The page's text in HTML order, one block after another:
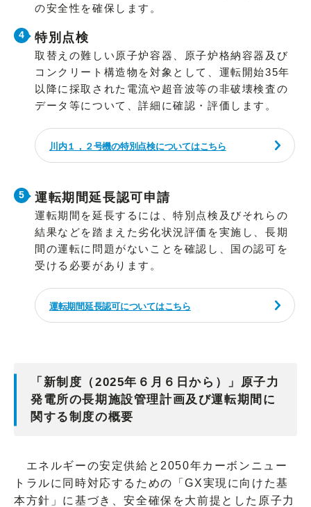
の安全性を確保します。
特別点検
取替えの難しい原子炉容器、原子炉格納容器及び
コンクリート構造物を対象として、運転開始35年
以降に採取された電流や超音波等の非破壊検査の
データ等について、詳細に確認・評価します。
川内１，２号機の特別点検についてはこちら
運転期間延長認可申請
運転期間を延長するには、特別点検及びそれらの
結果などを踏まえた劣化状況評価を実施し、長期
間の運転に問題がないことを確認し、国の認可を
受ける必要があります。
運転期間延長認可についてはこちら
「新制度（2025年６月６日から）」原子力
発電所の長期施設管理計画及び運転期間に
関する制度の概要
エネルギーの安定供給と2050年カーボンニュー
トラルに同時対応するための「GX実現に向けた基
本方針」に基づき、安全確保を大前提とした原子力